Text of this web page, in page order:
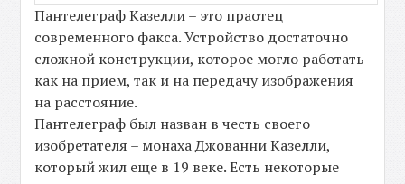
Пантелеграф Казелли – это праотец
современного факса. Устройство достаточно
сложной конструкции, которое могло работать
как на прием, так и на передачу изображения
на расстояние.
Пантелеграф был назван в честь своего
изобретателя – монаха Джованни Казелли,
который жил еще в 19 веке. Есть некоторые